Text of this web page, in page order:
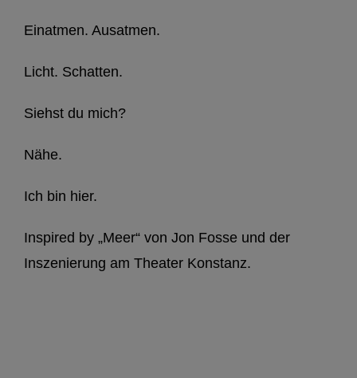
Einatmen. Ausatmen.
Licht. Schatten.
Siehst du mich?
Nähe.
Ich bin hier.
Inspired by „Meer“ von Jon Fosse und der
Inszenierung am Theater Konstanz.